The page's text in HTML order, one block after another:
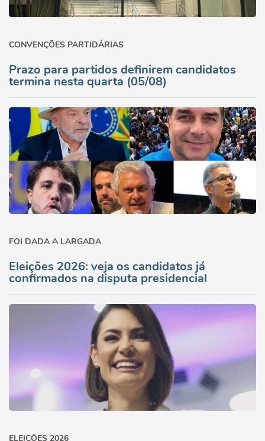
CONVENÇÕES PARTIDÁRIAS
Prazo para partidos definirem candidatos
termina nesta quarta (05/08)
FOI DADA A LARGADA
Eleições 2026: veja os candidatos já
confirmados na disputa presidencial
ELEIÇÕES 2026